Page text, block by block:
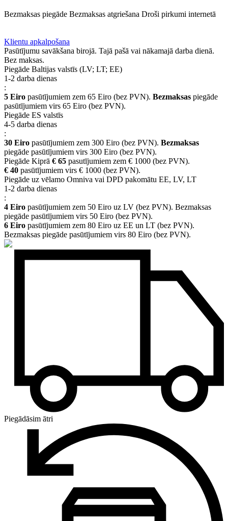
Bezmaksas piegāde Bezmaksas atgriešana Droši pirkumi internetā
Klientu apkalpošana
Pasūtījumu savākšana birojā. Tajā pašā vai nākamajā darba dienā.
Bez maksas.
Piegāde Baltijas valstīs (LV; LT; EE)
1-2 darba dienas
:
5 Eiro pasūtījumiem zem 65 Eiro (bez PVN). Bezmaksas piegāde
pasūtījumiem virs 65 Eiro (bez PVN).
Piegāde ES valstīs
4-5 darba dienas
:
30 Eiro pasūtījumiem zem 300 Eiro (bez PVN). Bezmaksas
piegāde pasūtījumiem virs 300 Eiro (bez PVN).
Piegāde Kiprā € 65 pasutījumiem zem € 1000 (bez PVN).
€ 40 pasūtījumiem virs € 1000 (bez PVN).
Piegāde uz vēlamo Omniva vai DPD pakomātu EE, LV, LT
1-2 darba dienas
:
4 Eiro pasūtījumiem zem 50 Eiro uz LV (bez PVN). Bezmaksas
piegāde pasūtījumiem virs 50 Eiro (bez PVN).
6 Eiro pasūtījumiem zem 80 Eiro uz EE un LT (bez PVN).
Bezmaksas piegāde pasūtījumiem virs 80 Eiro (bez PVN).
Piegādāsim ātri